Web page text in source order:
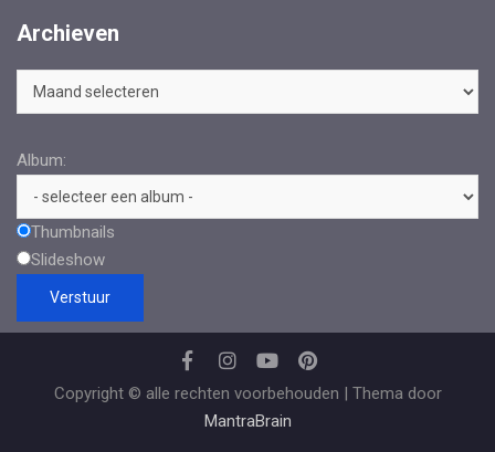
Archieven
Archieven
Album:
Thumbnails
Slideshow
Copyright © alle rechten voorbehouden | Thema door
MantraBrain